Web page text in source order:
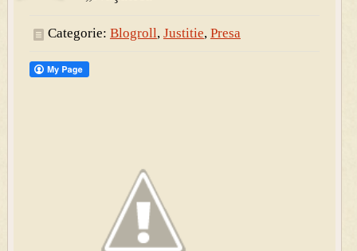
Categorie: Blogroll, Justitie, Presa